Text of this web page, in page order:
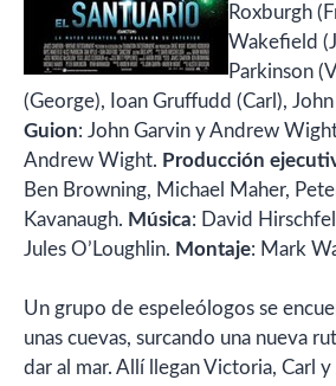
Roxburgh
Wakefield
Parkinson
(George), Ioan Gruffudd (Carl),
Guion: John Garvin y Andrew
Andrew Wight. Producción
Ben Browning, Michael Maher,
Kavanaugh. Música: David
Jules O’Loughlin. Montaje: Mark
Un grupo de espeleólogos se
unas cuevas, surcando una nueva
dar al mar. Allí llegan Victoria, Carl